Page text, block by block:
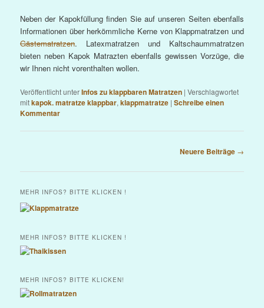
Neben der Kapokfüllung finden Sie auf unseren Seiten ebenfalls
Informationen über herkömmliche Kerne von Klappmatratzen und
Gästematratzen. Latexmatratzen und Kaltschaummatratzen
bieten neben Kapok Matrazten ebenfalls gewissen Vorzüge, die
wir Ihnen nicht vorenthalten wollen.
Veröffentlicht unterInfos zu klappbaren Matratzen |Verschlagwortet
mitkapok. matratze klappbar,klappmatratze |Schreibe einen
Kommentar
Neuere Beiträge →
MEHR INFOS? BITTE KLICKEN !
MEHR INFOS? BITTE KLICKEN !
MEHR INFOS? BITTE KLICKEN!